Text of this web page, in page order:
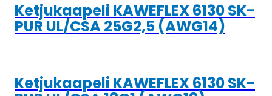
Ketjukaapeli KAWEFLEX 6130 SK-
PUR UL/CSA 25G2,5 (AWG14)
Ketjukaapeli KAWEFLEX 6130 SK-